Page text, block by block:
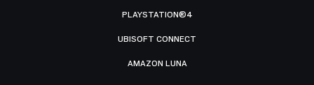
PLAYSTATION®4
UBISOFT CONNECT
AMAZON LUNA